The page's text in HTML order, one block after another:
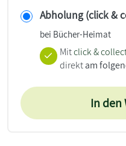
Abholung (click &
bei Bücher-Heimat
Mitclick &
direktam
In den